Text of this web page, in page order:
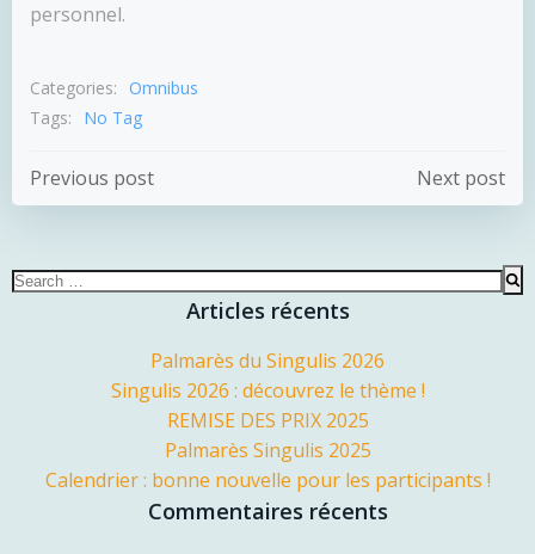
personnel.
Categories: Omnibus
Tags:
No Tag
Navigation
l’article
Previous post
Navigation
l’article
Next post
Search
Articles récents
Palmarès du Singulis 2026
Singulis 2026 : découvrez le thème !
REMISE DES PRIX 2025
Palmarès Singulis 2025
Calendrier : bonne nouvelle pour les participants !
Commentaires récents